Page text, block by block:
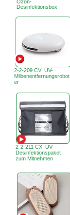
Ozon-
Desinfektionsbox
2-2-209 CV UV-
Milbenentfernungsrobot
er
2-2-211 CX UV-
Desinfektionspaket
zum Mitnehmen